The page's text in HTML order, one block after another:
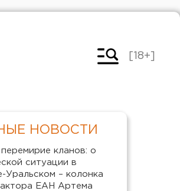
[18+]
НОВОСТИ
кланов: о
ситуации в
Уральском – колонка
ЕАН Артема